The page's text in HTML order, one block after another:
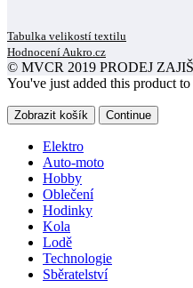
Tabulka velikostí textilu
Hodnocení Aukro.cz
© MVCR 2019 PRODEJ
You've just added this product to
Zobrazit košík Continue
Elektro
Auto-moto
Hobby
Oblečení
Hodinky
Kola
Lodě
Technologie
Sběratelství